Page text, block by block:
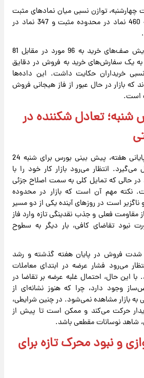
چهارشنبه، توازن نسبی میان نمادهای مثبت
و منفی بود؛ به طوری که 460 نماد در محدوده مثبت و 347 نماد در
در کنار این موضوع، افزایش صف‌های خرید به 96 مورد در مقابل 81
سفارش‌های خرید به فروش در دقایق
نسبی خریداران حکایت داشت. این داده‌ها
که بازار در حال عبور از فاز هیجانی فروش
است.
تعادل شکننده در
بر اساس روند معاملات پایانی هفته، پیش بینی بورس برای شنبه 24
انتظار می‌رود بازار کار خود را با
در حالی که تمایل کلی به سمت اصلاح جزئی
نکته مهم آن است که بازار در محدوده
است در روزهای آینده یکی از دو مسیر
مقاومت فعلی و جذب نقدینگی تازه وارد فاز
تقاضای کافی، بار دیگر به سطوح
فروش در پایان هفته گذشته و رشد
می‌رود فشار عرضه در ابتدای معاملات
این حال، احتمال غلبه عرضه بر تقاضا در
وجود دارد، چرا که هنوز نشانه‌ای از
بازار مشاهده نمی‌شود. در چنین شرایطی،
حرکت می‌کند و ممکن است تا پیش از
نوسانات مقطعی باشد.
و نبود محرک تازه برای